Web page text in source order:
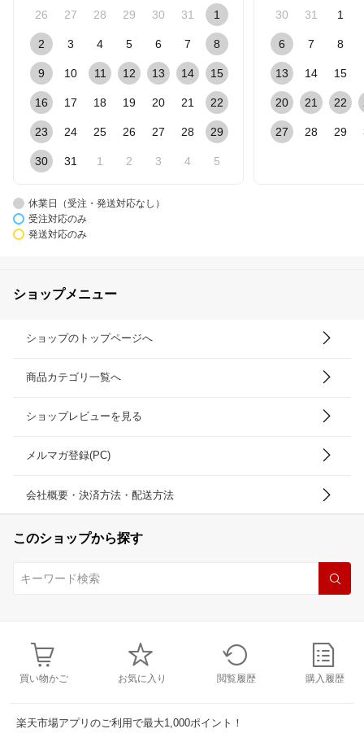
26 27 28 29 30 31 1
2 3 4 5 6 7 8
9 10 11 12 13 14 15
16 17 18 19 20 21 22
23 24 25 26 27 28 29
30 31 1 2 3 4 5
30 31 1
6 7 8
13 14 15
20 21 22
27 28 29
休業日（受注・発送対応なし）
受注対応のみ
発送対応のみ
ショップメニュー
ショップのトップページへ
商品カテゴリ一覧へ
ショップレビューを見る
メルマガ登録(PC)
会社概要・決済方法・配送方法
このショップから探す
買い物かご お気に入り 閲覧履歴 購入履歴
楽天市場アプリのご利用で最大1,000ポイント！